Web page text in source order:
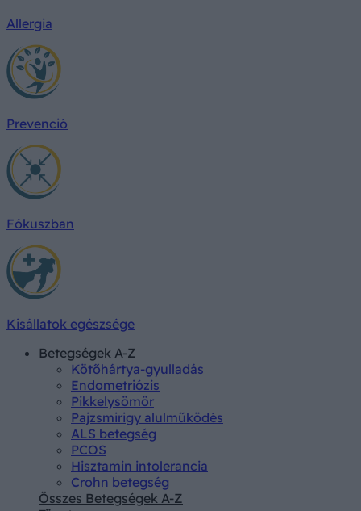
Allergia
Prevenció
Fókuszban
Kisállatok egészsége
Betegségek A-Z
Kötőhártya-gyulladás
Endometriózis
Pikkelysömör
Pajzsmirigy alulműködés
ALS betegség
PCOS
Hisztamin intolerancia
Crohn betegség
Összes Betegségek A-Z